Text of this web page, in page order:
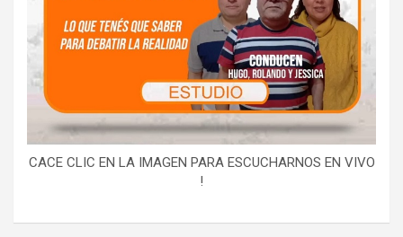
CACE CLIC EN LA IMAGEN PARA ESCUCHARNOS EN VIVO
!